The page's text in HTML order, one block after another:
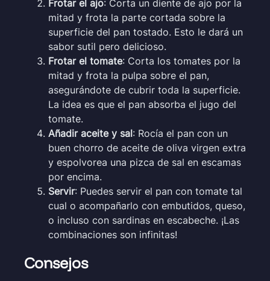
Frotar el ajo: Corta un diente de ajo por la
mitad y frota la parte cortada sobre la
superficie del pan tostado. Esto le dará un
sabor sutil pero delicioso.
Frotar el tomate: Corta los tomates por la
mitad y frota la pulpa sobre el pan,
asegurándote de cubrir toda la superficie.
La idea es que el pan absorba el jugo del
tomate.
Añadir aceite y sal: Rocía el pan con un
buen chorro de aceite de oliva virgen extra
y espolvorea una pizca de sal en escamas
por encima.
Servir: Puedes servir el pan con tomate tal
cual o acompañarlo con embutidos, queso,
o incluso con sardinas en escabeche. ¡Las
combinaciones son infinitas!
Consejos